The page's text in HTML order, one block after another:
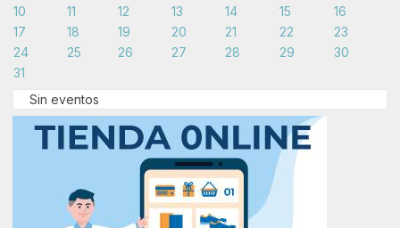
10 11 12 13 14 15
16
17
18 19 20 21 22
23
24
25 26 27 28 29
30
31
Sin eventos